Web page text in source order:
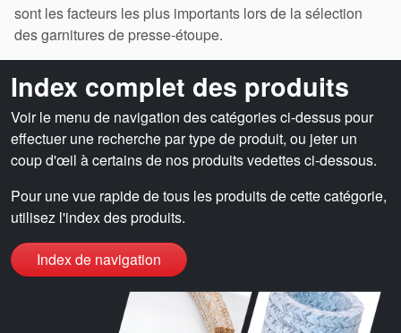
Académie
Brochures produits
Vidéo
sont les facteurs les plus importants lors de la sélection
des garnitures de presse-étoupe.
Index complet des produits
Voir le menu de navigation des catégories ci-dessus pour
effectuer une recherche par type de produit, ou jeter un
coup d'œil à certains de nos produits vedettes ci-dessous.
Pour une vue rapide de tous les produits de cette catégorie,
utilisez l'index des produits.
Index de navigation